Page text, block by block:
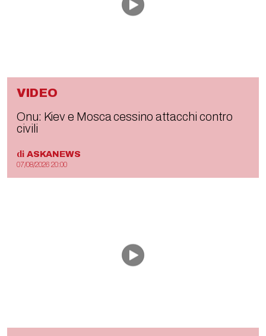
VIDEO
Onu: Kiev e Mosca cessino attacchi contro
civili
di ASKANEWS
07/08/2026 20:00